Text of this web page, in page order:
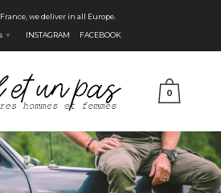
we deliver in all Europe.
▼ INSTAGRAM FACEBOOK
0